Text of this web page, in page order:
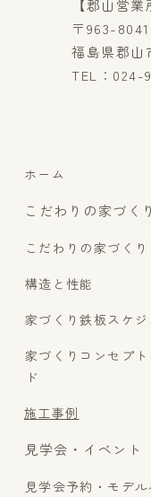
【郡山営業
〒963-8041
福島県郡山
TEL：024-
ホーム
こだわりの家づくり
こだわりの家づくり
構造と性能
家づくり鉄板スケ
家づくりコンセプト
ド
施工事例
見学会・イベント
見学会予約・モデ